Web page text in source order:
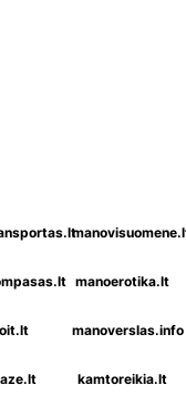
manoerotika.lt
manoverslas.info
kamtoreikia.lt